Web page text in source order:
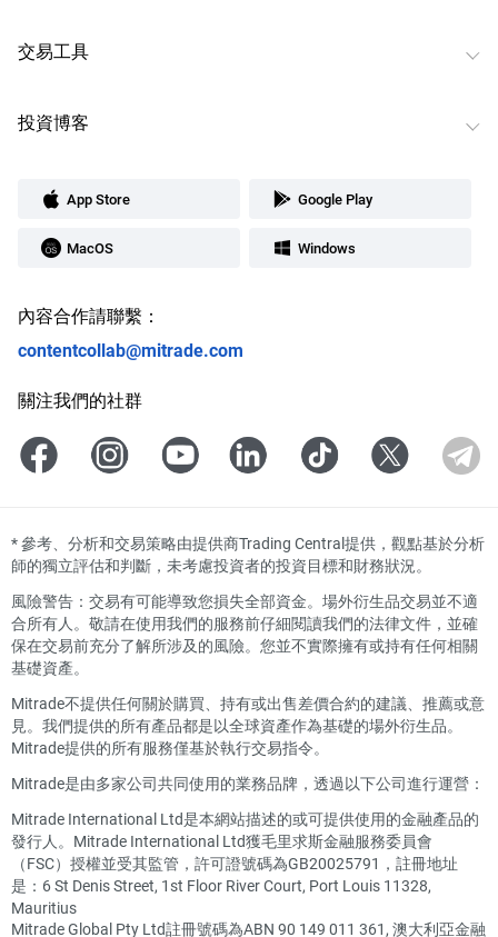
交易工具
投資博客
App Store Google Play
MacOS Windows
內容合作請聯繫：
contentcollab@mitrade.com
關注我們的社群
*參考、分析和交易策略由提供商Trading Central提供，觀點基於分析
師的獨立評估和判斷，未考慮投資者的投資目標和財務狀況。
風險警告：交易有可能導致您損失全部資金。場外衍生品交易並不適
合所有人。敬請在使用我們的服務前仔細閱讀我們的法律文件，並確
保在交易前充分了解所涉及的風險。您並不實際擁有或持有任何相關
基礎資產。
Mitrade不提供任何關於購買、持有或出售差價合約的建議、推薦或意
見。我們提供的所有產品都是以全球資產作為基礎的場外衍生品。
Mitrade提供的所有服務僅基於執行交易指令。
Mitrade是由多家公司共同使用的業務品牌，透過以下公司進行運營：
Mitrade International Ltd是本網站描述的或可提供使用的金融產品的
發行人。Mitrade International Ltd獲毛里求斯金融服務委員會
（FSC）授權並受其監管，許可證號碼為GB20025791，註冊地址
是：6 St Denis Street, 1st Floor River Court, Port Louis 11328,
Mauritius
Mitrade Global Pty Ltd註冊號碼為ABN 90 149 011 361, 澳大利亞金融